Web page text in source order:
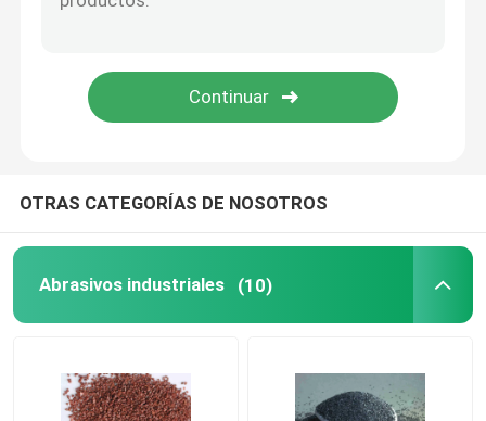
Repuestos de rodamientos
Esparcimiento de diamantes
Instrumentos de medición de precisión
Nitruración en baño de sal
OTRAS CATEGORÍAS DE NOSOTROS
Abrasivos industriales (10)